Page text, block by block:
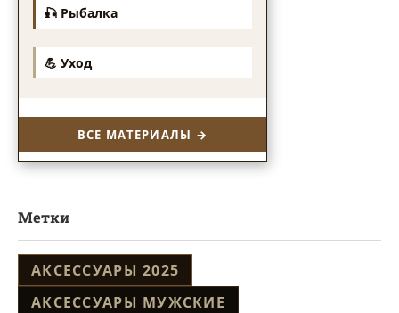
🎣 Рыбалка
💪 Уход
ВСЕ МАТЕРИАЛЫ →
Метки
АКСЕССУАРЫ 2025
АКСЕССУАРЫ МУЖСКИЕ